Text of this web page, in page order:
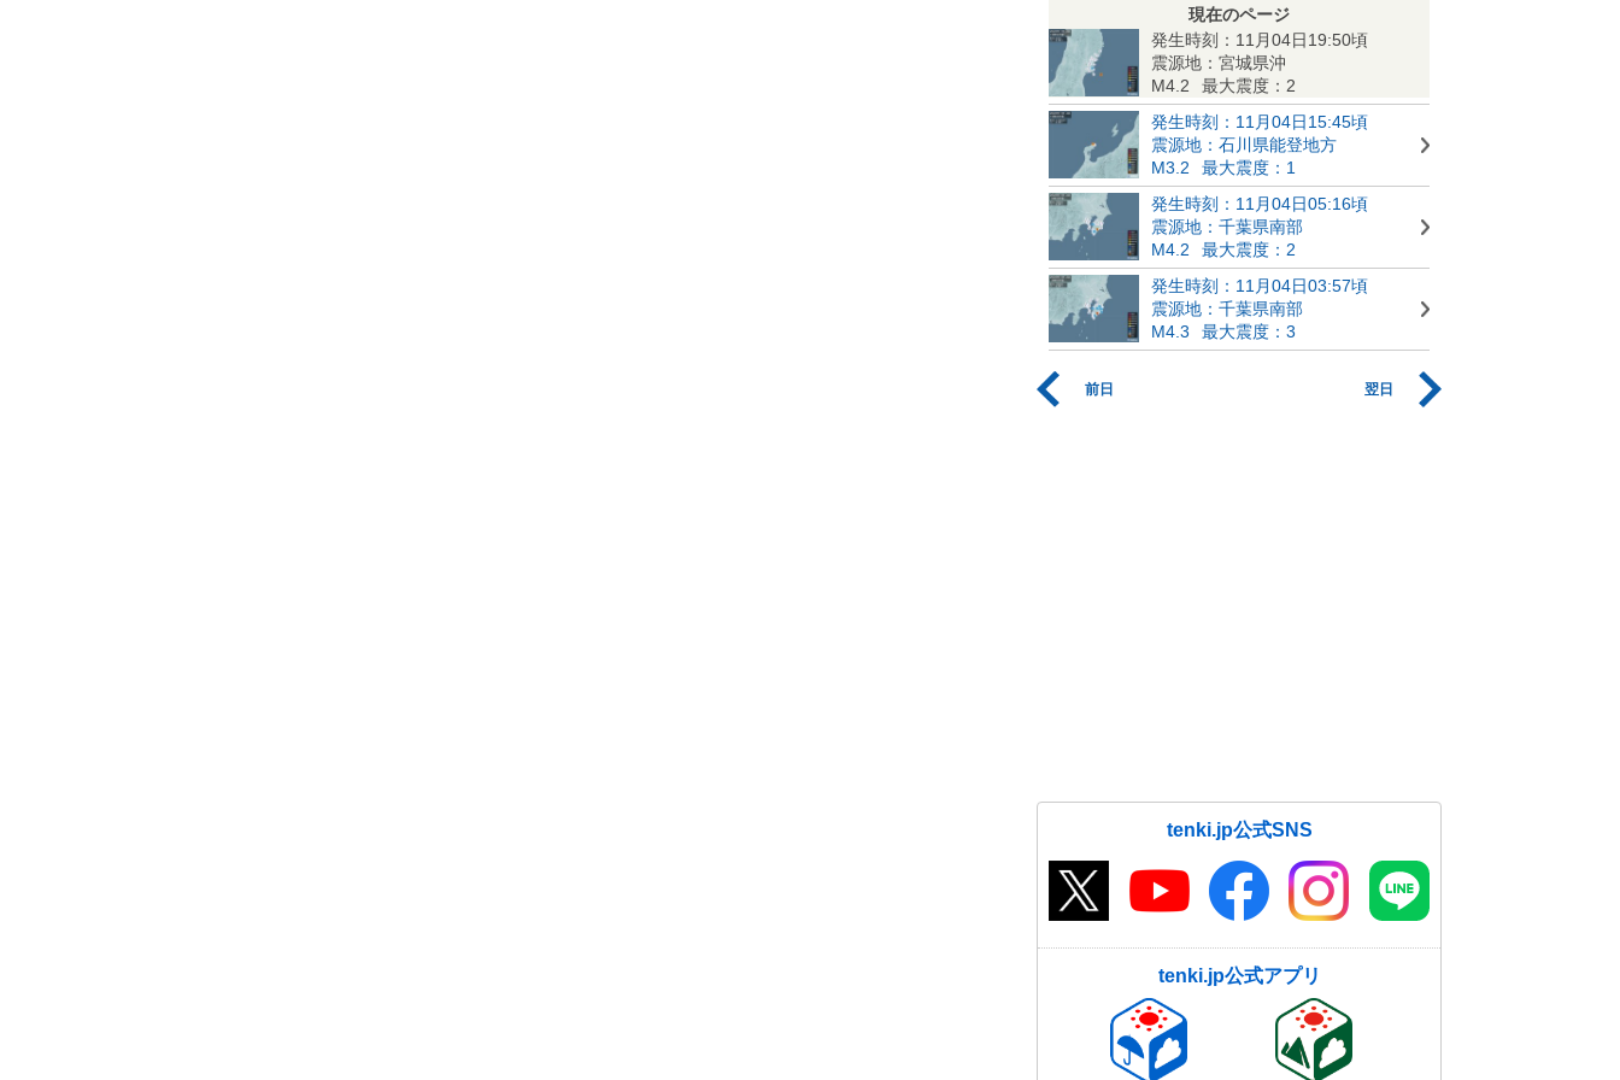
現在のページ
発生時刻：11月04日19:50頃
震源地：宮城県沖
M4.2
最大震度：2
発生時刻：11月04日15:45頃
震源地：石川県能登地方
M3.2
最大震度：1
発生時刻：11月04日05:16頃
震源地：千葉県南部
M4.2
最大震度：2
発生時刻：11月04日03:57頃
震源地：千葉県南部
M4.3
最大震度：3
前日 翌日
tenki.jp公式SNS
tenki.jp公式アプリ